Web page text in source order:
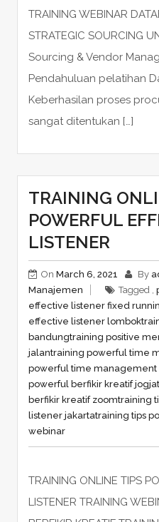
TRAINING WEBINAR
STRATEGIC SOURCING
Sourcing & Vendor
Pendahuluan pelatihan
Keberhasilan proses
sangat ditentukan […]
TRAINING
POWERFUL
LISTENER
On March 6, 2021 By
Manajemen
Tagged ,
effective listener fixed
effective listener lombok
bandungtraining positive
jalantraining powerful time
powerful time management
powerful berfikir kreatif jogja
berfikir kreatif zoomtraining
listener jakartatraining tips
webinar
TRAINING ONLINE TIPS
LISTENER TRAINING